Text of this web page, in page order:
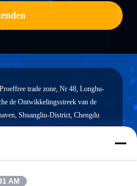
trade zone, Nr 48, Longhu-
de Ontwikkelingsstreek van de
Shuangliu-District, Chengdu
AM